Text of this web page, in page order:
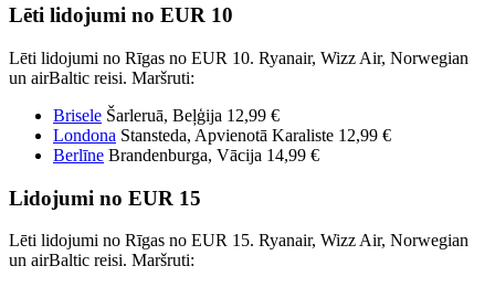
Lēti lidojumi no EUR 10
Lēti lidojumi no Rīgas no EUR 10. Ryanair, Wizz Air, Norwegian
un airBaltic reisi. Maršruti:
Brisele Šarleruā, Beļģija 12,99 €
Londona Stansteda, Apvienotā Karaliste 12,99 €
Berlīne Brandenburga, Vācija 14,99 €
Lidojumi no EUR 15
Lēti lidojumi no Rīgas no EUR 15. Ryanair, Wizz Air, Norwegian
un airBaltic reisi. Maršruti: